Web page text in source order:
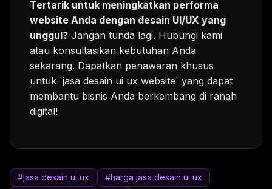
Tertarik untuk meningkatkan performa
website Anda dengan desain UI/UX yang
unggul? Jangan tunda lagi. Hubungi kami
atau konsultasikan kebutuhan Anda
sekarang. Dapatkan penawaran khusus
untuk `jasa desain ui ux website` yang dapat
membantu bisnis Anda berkembang di ranah
digital!
#jasa desain ui ux
#harga jasa desain ui ux